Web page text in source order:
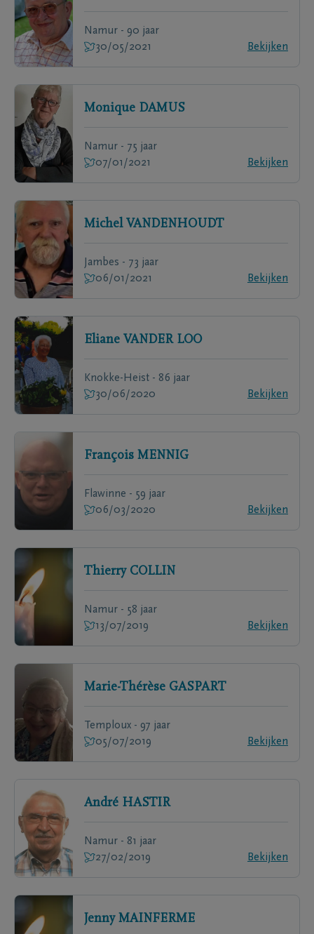
Namur - 90 jaar
30/05/2021
Bekijken
Monique DAMUS
Namur - 75 jaar
07/01/2021
Bekijken
Michel VANDENHOUDT
Jambes - 73 jaar
06/01/2021
Bekijken
Eliane VANDER LOO
Knokke-Heist - 86 jaar
30/06/2020
Bekijken
François MENNIG
Flawinne - 59 jaar
06/03/2020
Bekijken
Thierry COLLIN
Namur - 58 jaar
13/07/2019
Bekijken
Marie-Thérèse GASPART
Temploux - 97 jaar
05/07/2019
Bekijken
André HASTIR
Namur - 81 jaar
27/02/2019
Bekijken
Jenny MAINFERME